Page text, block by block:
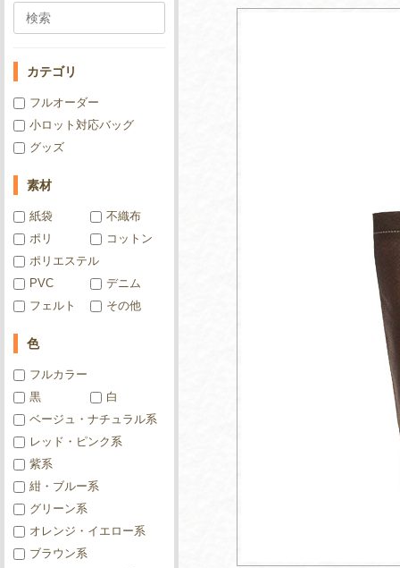
カテゴリ
フルオーダー
小ロット対応バッグ
グッズ
素材
紙袋
不織布
ポリ
コットン
ポリエステル
PVC
デニム
フェルト
その他
色
フルカラー
黒
白
ベージュ・ナチュラル系
レッド・ピンク系
紫系
紺・ブルー系
グリーン系
オレンジ・イエロー系
ブラウン系